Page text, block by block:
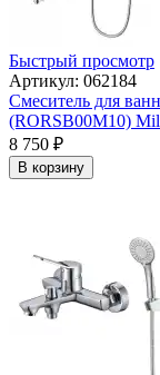
Быстрый просмотр
Артикул: 062184
Смеситель для
(RORSB00M10)
8 750 ₽
В корзину